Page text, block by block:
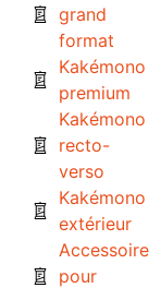
grand
format
Kakémono
premium
Kakémono
recto-
verso
Kakémono
extérieur
Accessoire
pour